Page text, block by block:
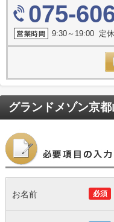
075-
9:30～19:00 定
グランドメゾン京
必須
お名前